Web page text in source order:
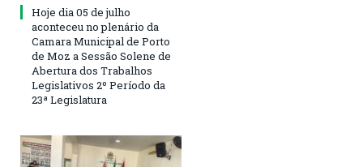
Hoje dia 05 de julho
aconteceu no plenário da
Camara Municipal de Porto
de Moz a Sessão Solene de
Abertura dos Trabalhos
Legislativos 2º Período da
23ª Legislatura